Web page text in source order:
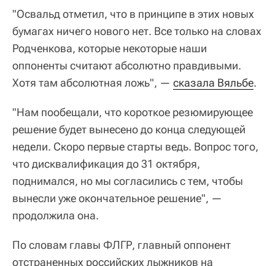
"Освальд отметил, что в принципе в этих новых
бумагах ничего нового нет. Все только на словах
Родченкова, которые некоторые наши
оппоненты считают абсолютно правдивыми.
Хотя там абсолютная ложь", — сказала Вяльбе.
"Нам пообещали, что короткое резюмирующее
решение будет вынесено до конца следующей
недели. Скоро первые старты ведь. Вопрос того,
что дисквалификация до 31 октября,
поднимался, но мы согласились с тем, чтобы
вынесли уже окончательное решение", —
продолжила она.
По словам главы ФЛГР, главный оппонент
отстраненных российских лыжников на